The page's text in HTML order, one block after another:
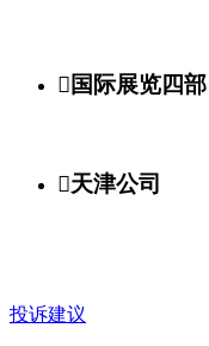
国际展览四部
天津公司
投诉建议